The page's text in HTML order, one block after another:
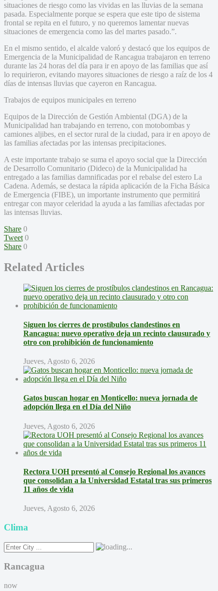
situaciones de riesgo como las vividas en las lluvias de la semana
pasada. Especialmente porque se espera que este tipo de sistema
frontal se repita en el futuro, y no queremos lamentar nuevas
situaciones de emergencia como las del martes pasado.”.
En el mismo sentido, el alcalde valoró y destacó que los equipos de
Emergencia de la Municipalidad de Rancagua trabajaron en terreno
durante las 24 horas del día para ir en apoyo de las familias que así
lo requirieron, evitando mayores situaciones de riesgo a raíz de los 4
días de intensas lluvias que cayeron en Rancagua.
Trabajos de equipos municipales en terreno
Equipos de la Dirección de Gestión Ambiental (DGA) de la
Municipalidad han trabajando en terreno, con motobombas y
camiones aljibes, en el sector rural de la ciudad, para ir en apoyo de
las familias afectadas por las intensas precipitaciones.
A este importante trabajo se suma el apoyo social que la Dirección
de Desarrollo Comunitario (Dideco) de la Municipalidad ha
entregado a las familias damnificadas por el rebalse del estero La
Cadena. Además, se destaca la rápida aplicación de la Ficha Básica
de Emergencia (FIBE), un importante instrumento que permitirá
entregar con mayor celeridad la ayuda a las familias afectadas por
las intensas lluvias.
Share 0
Tweet 0
Share 0
Related Articles
Siguen los cierres de prostíbulos clandestinos en
Rancagua: nuevo operativo deja un recinto clausurado y
otro con prohibición de funcionamiento
Jueves, Agosto 6, 2026
Gatos buscan hogar en Monticello: nueva jornada de
adopción llega en el Día del Niño
Jueves, Agosto 6, 2026
Rectora UOH presentó al Consejo Regional los avances
que consolidan a la Universidad Estatal tras sus primeros
11 años de vida
Jueves, Agosto 6, 2026
Clima
Rancagua
now